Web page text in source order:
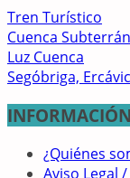
Tren Turístico
Cuenca
Luz Cuenca
Segóbriga,
INFORMACIÓN
¿Quiénes
Aviso Legal